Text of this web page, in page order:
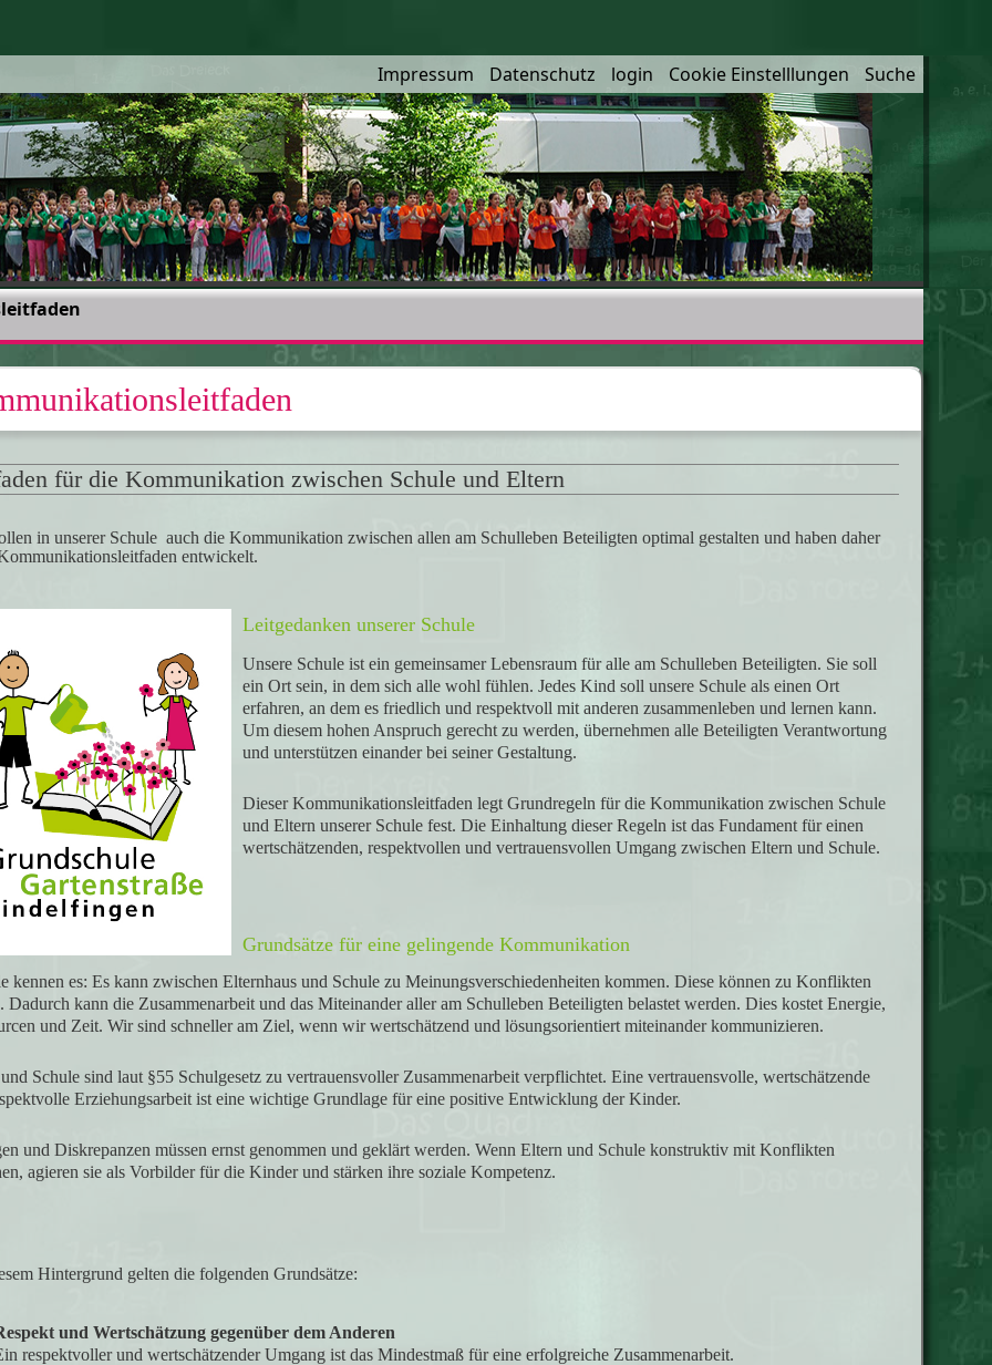
Impressum Datenschutz login Cookie Einstelllungen Suche
für die Kommunikation zwischen Schule und Eltern
in unserer Schule auch die Kommunikation zwischen allen am Schulleben Beteiligten optimal gestalten und haben daher
entwickelt.
Leitgedanken unserer Schule
Unsere Schule ist ein gemeinsamer Lebensraum für alle am Schulleben Beteiligten. Sie soll
ein Ort sein, in dem sich alle wohl fühlen. Jedes Kind soll unsere Schule als einen Ort
erfahren, an dem es friedlich und respektvoll mit anderen zusammenleben und lernen kann.
Um diesem hohen Anspruch gerecht zu werden, übernehmen alle Beteiligten Verantwortung
und unterstützen einander bei seiner Gestaltung.
Dieser Kommunikationsleitfaden legt Grundregeln für die Kommunikation zwischen Schule
und Eltern unserer Schule fest. Die Einhaltung dieser Regeln ist das Fundament für einen
wertschätzenden, respektvollen und vertrauensvollen Umgang zwischen Eltern und Schule.
Grundsätze für eine gelingende Kommunikation
kennen es: Es kann zwischen Elternhaus und Schule zu Meinungsverschiedenheiten kommen. Diese können zu Konflikten
Dadurch kann die Zusammenarbeit und das Miteinander aller am Schulleben Beteiligten belastet werden. Dies kostet Energie,
und Zeit. Wir sind schneller am Ziel, wenn wir wertschätzend und lösungsorientiert miteinander kommunizieren.
Schule sind laut §55 Schulgesetz zu vertrauensvoller Zusammenarbeit verpflichtet. Eine vertrauensvolle, wertschätzende
Erziehungsarbeit ist eine wichtige Grundlage für eine positive Entwicklung der Kinder.
und Diskrepanzen müssen ernst genommen und geklärt werden. Wenn Eltern und Schule konstruktiv mit Konflikten
agieren sie als Vorbilder für die Kinder und stärken ihre soziale Kompetenz.
Hintergrund gelten die folgenden Grundsätze:
und Wertschätzung gegenüber dem Anderen
respektvoller und wertschätzender Umgang ist das Mindestmaß für eine erfolgreiche Zusammenarbeit.